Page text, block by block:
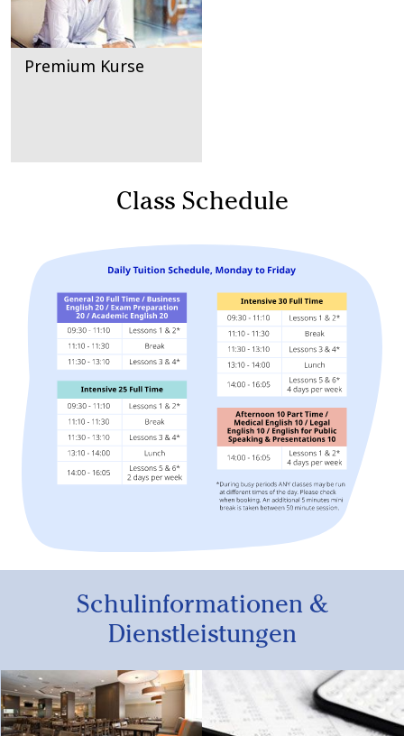
Premium Kurse
Class Schedule
Schulinformationen &
Dienstleistungen